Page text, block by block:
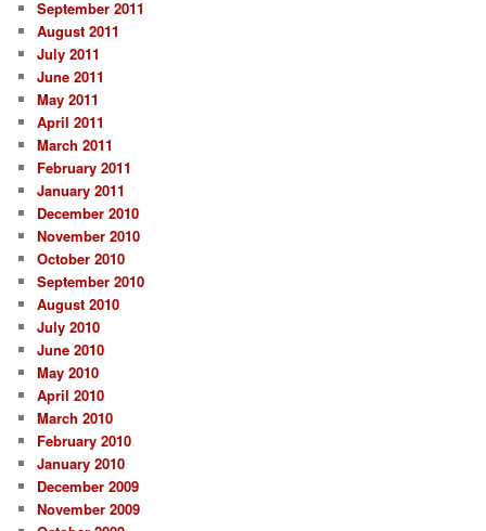
September 2011
August 2011
July 2011
June 2011
May 2011
April 2011
March 2011
February 2011
January 2011
December 2010
November 2010
October 2010
September 2010
August 2010
July 2010
June 2010
May 2010
April 2010
March 2010
February 2010
January 2010
December 2009
November 2009